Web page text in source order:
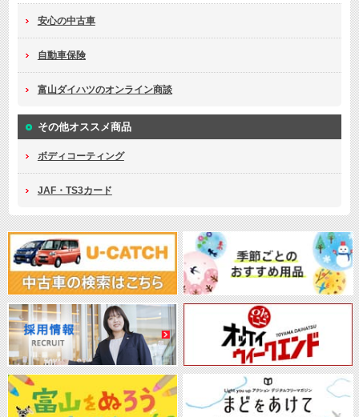
安心の中古車
自動車保険
富山ダイハツのオンライン商談
その他オススメ商品
ボディコーティング
JAF・TS3カード